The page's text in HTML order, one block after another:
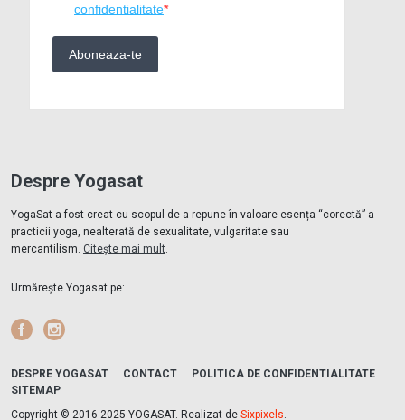
Despre Yogasat
YogaSat a fost creat cu scopul de a repune în valoare esența “corectă” a
practicii yoga, nealterată de sexualitate, vulgaritate sau
mercantilism. Citește mai mult
Urmărește Yogasat pe:
Facebook
DESPRE YOGASAT CONTACT
POLITICA DE CONFIDENTIALITATE
SITEMAP
Copyright © 2016-2025 YOGASAT. Realizat de Sixpixels